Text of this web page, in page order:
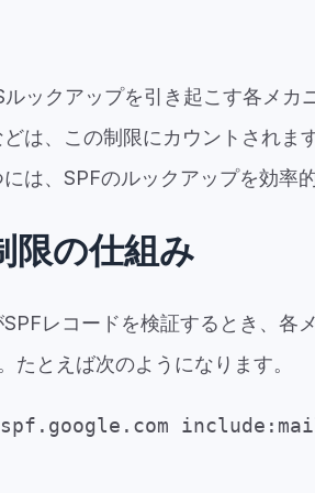
ックアップを引き起こす各メ
は、この制限にカウントされま
は、SPFのルックアップを効率
限の仕組み
レコードを検証するとき、各
たとえば次のようになります。